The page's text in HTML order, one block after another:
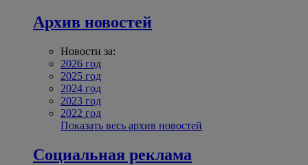
Архив новостей
Новости за:
2026 год
2025 год
2024 год
2023 год
2022 год
Показать весь архив новостей
Социальная реклама